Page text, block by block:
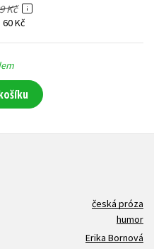
Kč
Kč
česká próza
humor
Erika Bornová